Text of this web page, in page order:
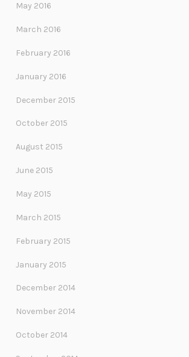
May 2016
March 2016
February 2016
January 2016
December 2015
October 2015
August 2015
June 2015
May 2015
March 2015
February 2015
January 2015
December 2014
November 2014
October 2014